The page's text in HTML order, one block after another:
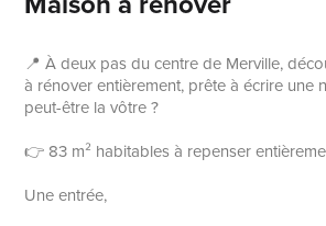
📍 À deux pas du centre de Merville,
à rénover entièrement, prête à écrire une
peut-être la vôtre ?
👉 83 m² habitables à repenser
Une entrée,